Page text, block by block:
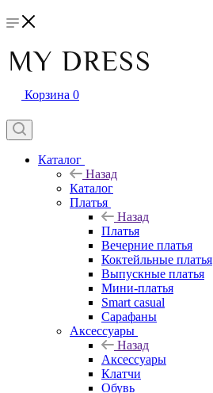
Корзина 0
Каталог
Назад
Каталог
Платья
Назад
Платья
Вечерние платья
Коктейльные платья
Выпускные платья
Мини-платья
Smart casual
Сарафаны
Аксессуары
Назад
Аксессуары
Клатчи
Обувь